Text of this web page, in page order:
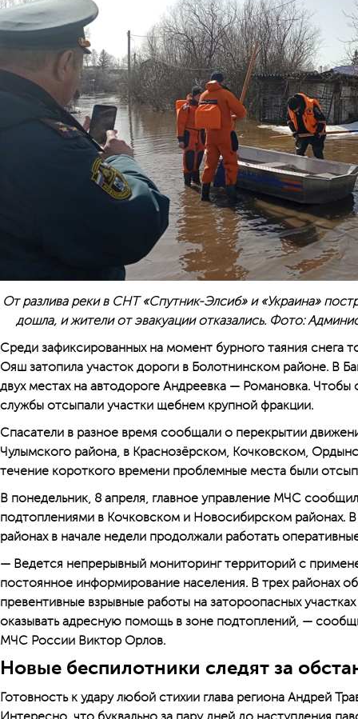
От разлива реки в СНТ «Спутник-Элсиб» и «Украина»
дошла, и жители от эвакуации отказались. Фото:
Среди зафиксированных на момент бурного таяния снега
Ояш затопила участок дороги в Болотнинском районе. В
двух местах на автодороге Андреевка — Романовка.
службы отсыпали участки щебнем крупной фракции.
Спасатели в разное время сообщали о перекрытии
Чулымского района, в Краснозёрском, Кочковском,
течение короткого времени проблемные места были
В понедельник, 8 апреля, главное управление МЧС
подтоплениями в Кочковском и Новосибирском районах.
районах в начале недели продолжали работать
— Ведется непрерывный мониторинг территорий с
постоянное информирование населения. В трех районах
превентивные взрывные работы на затороопасных
оказывать адресную помощь в зоне подтоплений, —
МЧС России Виктор Орлов.
Новые беспилотники следят за
Готовность к удару любой стихии глава региона Андрей